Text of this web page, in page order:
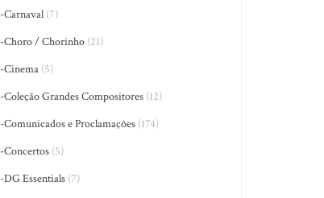
-Carnaval (7)
-Choro / Chorinho (21)
-Cinema (5)
-Coleção Grandes Compositores (12)
-Comunicados e Proclamações (174)
-Concertos (5)
-DG Essentials (7)